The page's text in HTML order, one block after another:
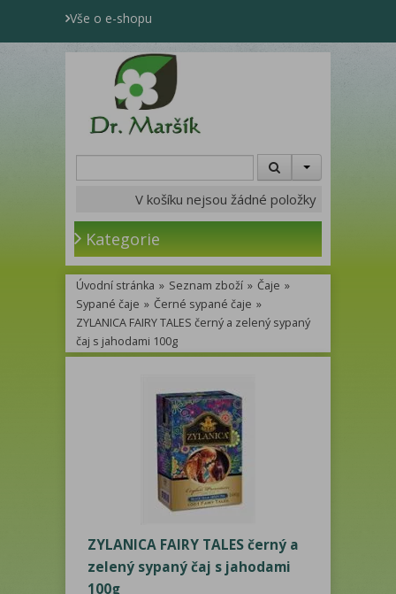
Vše o e-shopu
V košíku nejsou žádné položky
Kategorie
Úvodní stránka » Seznam zboží » Čaje »
Sypané čaje » Černé sypané čaje »
ZYLANICA FAIRY TALES černý a zelený sypaný
čaj s jahodami 100g
ZYLANICA FAIRY TALES černý a
zelený sypaný čaj s jahodami
100g